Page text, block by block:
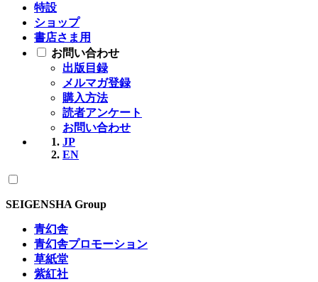
特設
ショップ
書店さま用
お問い合わせ
出版目録
メルマガ登録
購入方法
読者アンケート
お問い合わせ
JP
EN
SEIGENSHA Group
青幻舎
青幻舎プロモーション
草紙堂
紫紅社